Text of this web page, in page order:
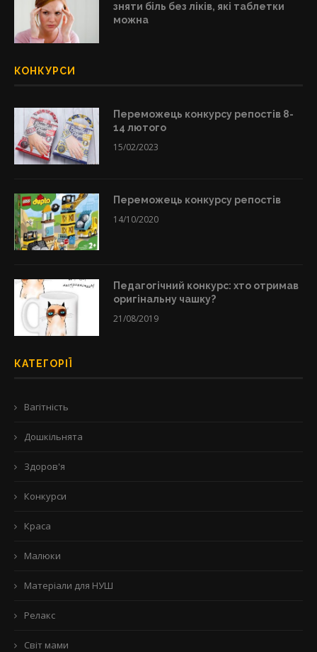
зняти біль без ліків, які таблетки
можна
КОНКУРСИ
Переможець конкурсу репостів 8-
14 лютого
15/02/2023
Переможець конкурсу репостів
14/10/2020
Педагогічний конкурс: хто отримав
оригінальну чашку?
21/08/2019
КАТЕГОРІЇ
Вагітність
Дошкільнята
Здоров'я
Конкурси
Краса
Малюки
Матеріали для НУШ
Релакс
Світ мами